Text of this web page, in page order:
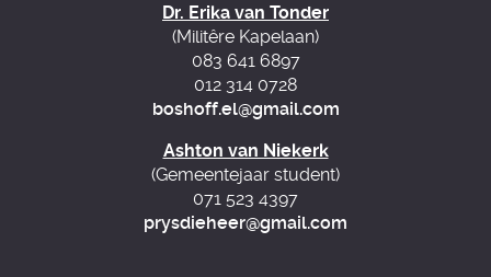
Dr. Erika van Tonder
(Militêre Kapelaan)
083 641 6897
012 314 0728
boshoff.el@gmail.com
Ashton van Niekerk
(Gemeentejaar student)
071 523 4397
prysdieheer@gmail.com